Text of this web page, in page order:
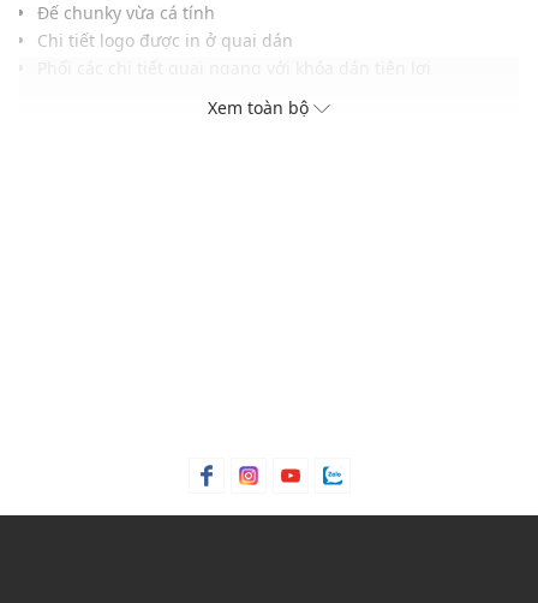
Đế chunky vừa cá tính
Chi tiết logo được in ở quai dán
Đế cao su với độ bền cao, chắc chắn mang lại độ ma sát tốt
Gam màu hiện đại dễ dàng phối với nhiều trang phục và
Xu hướng theo mùa: Sử dụng được tất cả các mùa trong
Xem toàn bộ